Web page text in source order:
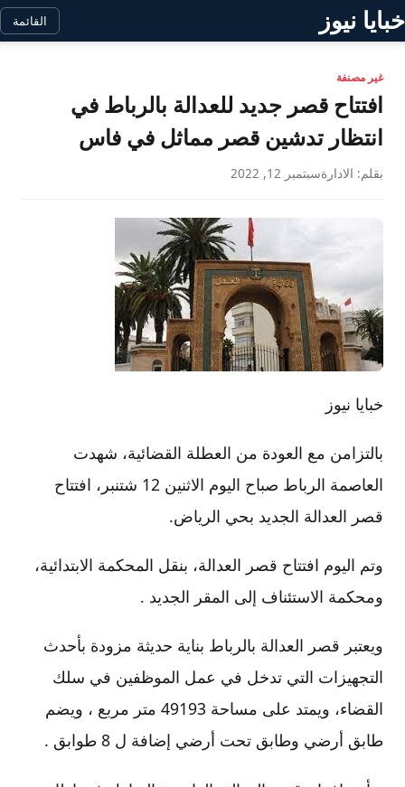
خبايا نيوز القائمة
غير مصنفة
افتتاح قصر جديد للعدالة بالرباط في
انتظار تدشين قصر مماثل في فاس
بقلم: الادارةسبتمبر 12, 2022
خبايا نيوز
بالتزامن مع العودة من العطلة القضائية، شهدت
العاصمة الرباط صباح اليوم الاثنين 12 شتنبر، افتتاح
قصر العدالة الجديد بحي الرياض.
وتم اليوم افتتاح قصر العدالة، بنقل المحكمة الابتدائية،
ومحكمة الاستئناف إلى المقر الجديد .
ويعتبر قصر العدالة بالرباط بناية حديثة مزودة بأحدث
التجهيزات التي تدخل في عمل الموظفين في سلك
القضاء، ويمتد على مساحة 49193 متر مربع ، ويضم
طابق أرضي وطابق تحت أرضي إضافة ل 8 طوابق .